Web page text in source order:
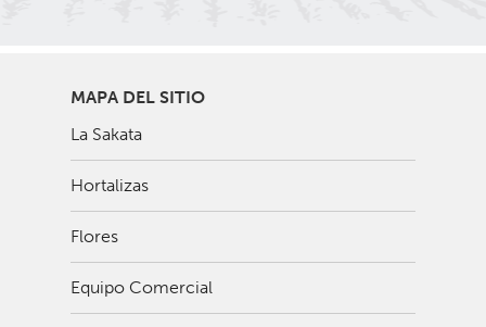
MAPA DEL SITIO
La Sakata
Hortalizas
Flores
Equipo Comercial